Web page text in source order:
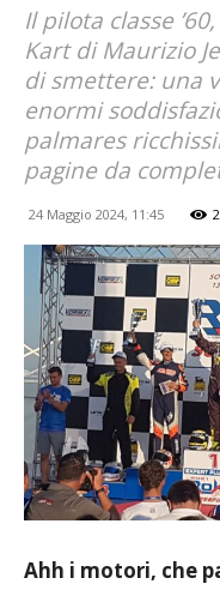
Il pilota classe
Kart di Maurizio
di smettere: una
enormi
palmares
pagine da
24 Maggio 2024, 11:45
Ahh i motori, che